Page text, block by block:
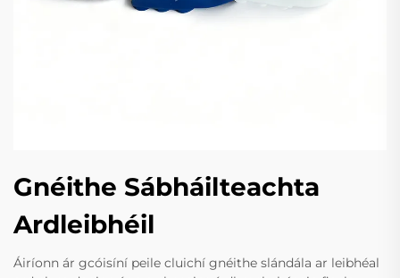
Gnéithe Sábháilteachta
Ardleibhéil
Áiríonn ár gcóisíní peile cluichí gnéithe slándála ar leibhéal